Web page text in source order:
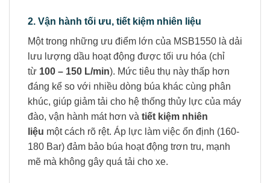
2. Vận hành tối ưu, tiết kiệm nhiên liệu
Một trong những ưu điểm lớn của MSB1550 là dải
lưu lượng dầu hoạt động được tối ưu hóa (chỉ
từ 100 – 150 L/min). Mức tiêu thụ này thấp hơn
đáng kể so với nhiều dòng búa khác cùng phân
khúc, giúp giảm tải cho hệ thống thủy lực của máy
đào, vận hành mát hơn và tiết kiệm nhiên
liệu một cách rõ rệt. Áp lực làm việc ổn định (160-
180 Bar) đảm bảo búa hoạt động trơn tru, mạnh
mẽ mà không gây quá tải cho xe.